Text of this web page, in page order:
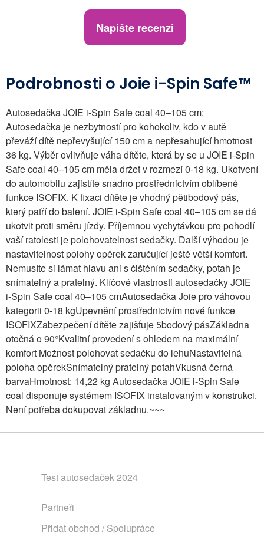
Napište recenzi
Podrobnosti o Joie i-Spin Safe™
Autosedačka JOIE i-Spin Safe coal 40–105 cm:
Autosedačka je nezbytností pro kohokoliv, kdo v autě
převáží dítě nepřevyšující 150 cm a nepřesahující hmotnost
36 kg. Výběr ovlivňuje váha dítěte, která by se u JOIE i-Spin
Safe coal 40–105 cm měla držet v rozmezí 0-18 kg. Ukotvení
do automobilu zajistíte snadno prostřednictvím oblíbené
funkce ISOFIX. K fixaci dítěte je vhodný pětibodový pás,
který patří do balení. JOIE i-Spin Safe coal 40–105 cm se dá
ukotvit proti směru jízdy. Příjemnou vychytávkou pro pohodlí
vaší ratolesti je polohovatelnost sedačky. Další výhodou je
nastavitelnost polohy opěrek zaručující ještě větší komfort.
Nemusíte si lámat hlavu ani s čištěním sedačky, potah je
snímatelný a pratelný. Klíčové vlastnosti autosedačky JOIE
i-Spin Safe coal 40–105 cmAutosedačka Joie pro váhovou
kategorii 0-18 kgUpevnění prostřednictvím nové funkce
ISOFIXZabezpečení dítěte zajišťuje 5bodový pásZákladna
otočná o 90°Kvalitní provedení s ohledem na maximální
komfort Možnost polohovat sedačku do lehuNastavitelná
poloha opěrekSnímatelný pratelný potahVkusná černá
barvaHmotnost: 14,22 kg Autosedačka JOIE i-Spin Safe
coal disponuje systémem ISOFIX instalovaným v konstrukci.
Není potřeba dokupovat základnu.~~~
Test autosedaček 2024
Partneři
Přidat obchod / Spolupráce